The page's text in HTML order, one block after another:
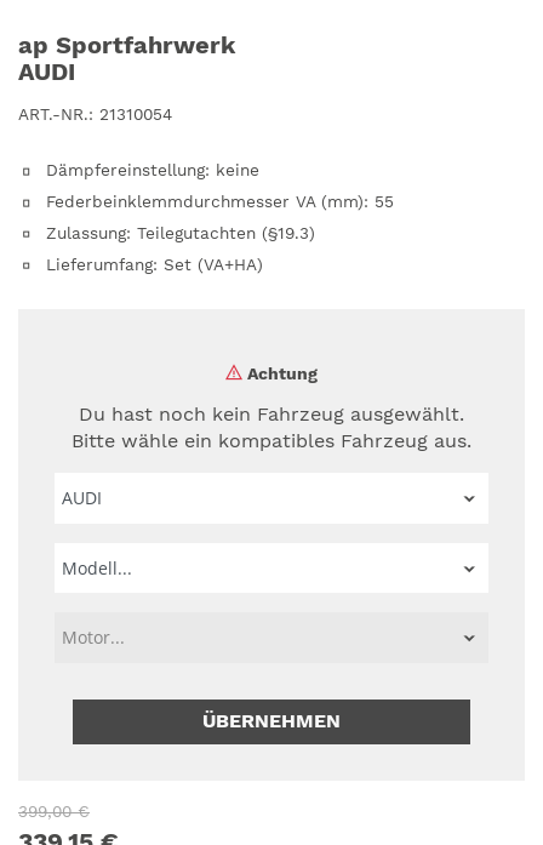
ap Sportfahrwerk
AUDI
ART.-NR.: 21310054
Dämpfereinstellung: keine
Federbeinklemmdurchmesser VA (mm): 55
Zulassung:Teilegutachten (§19.3)
Lieferumfang: Set (VA+HA)
Achtung
Du hast noch kein Fahrzeug ausgewählt.
Bitte wähle ein kompatibles Fahrzeug aus.
ÜBERNEHMEN
399,00 €